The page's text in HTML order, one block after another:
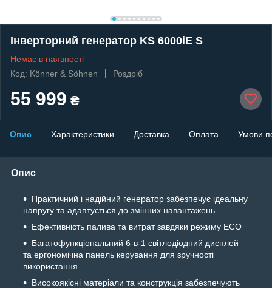
Інверторний генератор KS 6000iE S
Немає в наявності
Код: Könner & Söhnen
Роздріб
55 999 ₴
Опис Характеристики Доставка Оплата Умови
Опис
Практичний і надійний генератор забезпечує ідеальну
напругу та адаптується до змінних навантажень
Ефективність палива та витрат завдяки режиму ECO
Багатофункціональний 6-в-1 світлодіодний дисплей
та ергономічна панель керування для зручності
використання
Високоякісні матеріали та конструкція забезпечують